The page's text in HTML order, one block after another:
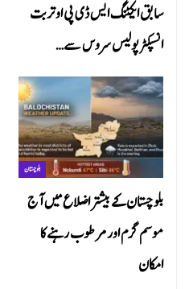
سابق ایکٹنگ ایس ڈی پی او تربت
انسپکٹر پولیس سروس سے…
بلوچستان
بلوچستان کے بیشتر اضلاع میں آج
موسم گرم اور مرطوب رہنے کا
امکان